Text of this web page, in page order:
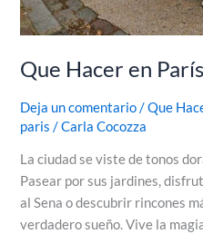
Que Hacer en
Deja un comentario /Que
paris /Carla Cocozza
La ciudad se viste de tonos
Pasear por sus jardines,
al Sena o descubrir rincones
verdadero sueño. Vive la